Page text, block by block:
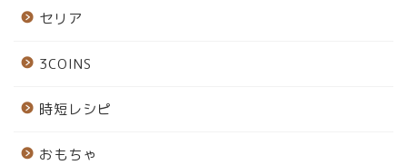
セリア
3COINS
時短レシピ
おもちゃ